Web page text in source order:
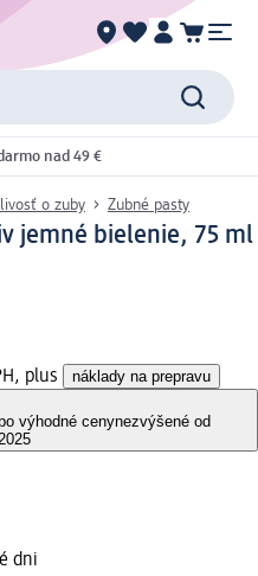
nad 49 €
o zuby Zubné pasty
jemné bielenie, 75 ml
plus náklady na prepravu
výhodné cenynezvýšené od
dni